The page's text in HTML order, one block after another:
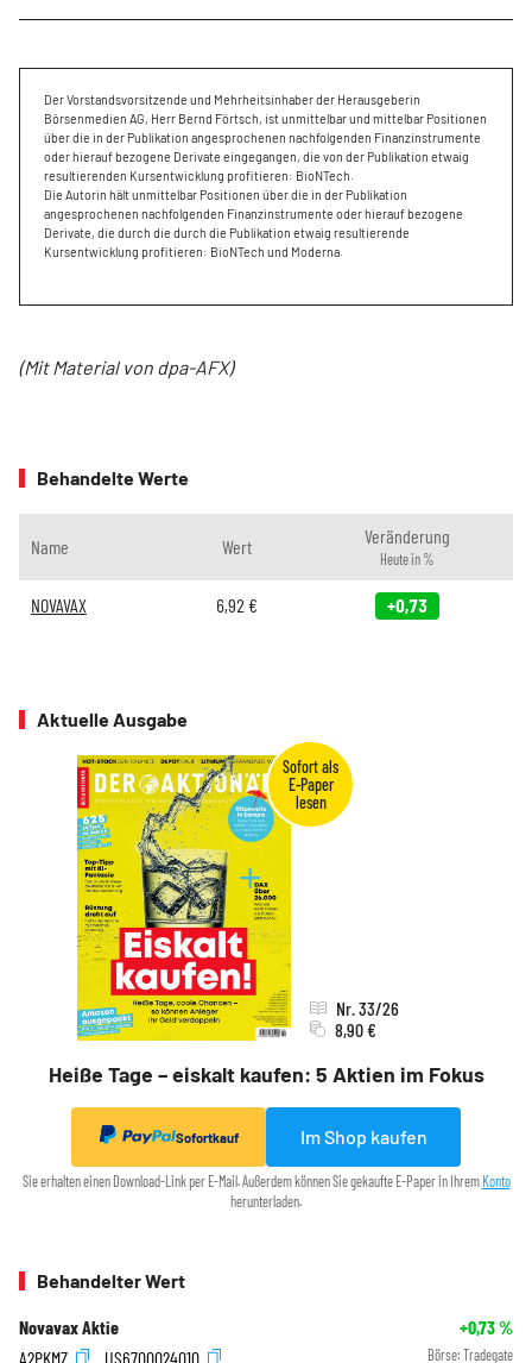
Der Vorstandsvorsitzende und Mehrheitsinhaber der Herausgeberin
Börsenmedien AG, Herr Bernd Förtsch, ist unmittelbar und mittelbar Positionen
über die in der Publikation angesprochenen nachfolgenden Finanzinstrumente
oder hierauf bezogene Derivate eingegangen, die von der Publikation etwaig
resultierenden Kursentwicklung profitieren: BioNTech.
Die Autorin hält unmittelbar Positionen über die in der Publikation
angesprochenen nachfolgenden Finanzinstrumente oder hierauf bezogene
Derivate, die durch die durch die Publikation etwaig resultierende
Kursentwicklung profitieren: BioNTech und Moderna.
(Mit Material von dpa-AFX)
Behandelte Werte
Name Wert Veränderung
Heute in %
NOVAVAX 6,92 € +0,73
Aktuelle Ausgabe
Heiße Tage – eiskalt kaufen: 5 Aktien im Fokus
Nr. 33/26
8,90 €
Sofortkauf Im Shop kaufen
Sie erhalten einen Download-Link per E-Mail. Außerdem können Sie gekaufte E-Paper in Ihrem Konto
herunterladen.
Behandelter Wert
Novavax Aktie +0,73%
A2PKMZ
US6700024010 Börse: Tradegate